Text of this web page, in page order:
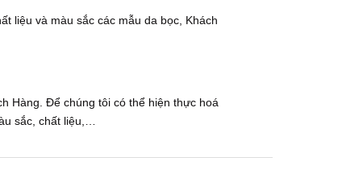
liệu và màu sắc các mẫu da bọc, Khách
Hàng. Để chúng tôi có thể hiện thực hoá
sắc, chất liệu,…